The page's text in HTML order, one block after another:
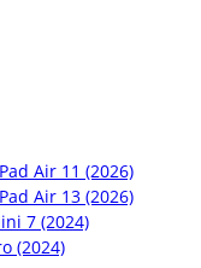
Air 11 (2026)
Air 13 (2026)
7 (2024)
(2024)